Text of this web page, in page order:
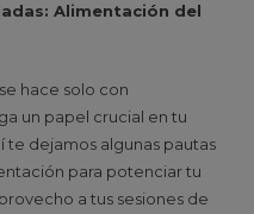
Alimentación del
hace solo con
un papel crucial en tu
dejamos algunas pautas
para potenciar tu
a tus sesiones de